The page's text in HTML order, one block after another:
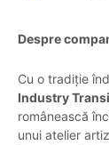
Despre
Cu o tradiție
Industry
românească
unui atelier